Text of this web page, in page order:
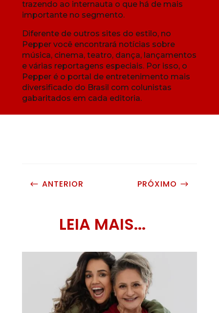
trazendo ao internauta o que há de mais
importante no segmento.
Diferente de outros sites do estilo, no
Pepper você encontrará notícias sobre
música, cinema, teatro, dança, lançamentos
e várias reportagens especiais. Por isso, o
Pepper é o portal de entretenimento mais
diversificado do Brasil com colunistas
gabaritados em cada editoria.
# ANTERIOR PRÓXIMO $
LEIA MAIS...